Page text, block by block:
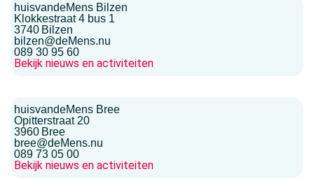
huisvandeMens Bilzen
Klokkestraat 4 bus 1
3740 Bilzen
bilzen@deMens.nu
089 30 95 60
Bekijk nieuws en activiteiten
huisvandeMens Bree
Opitterstraat 20
3960 Bree
bree@deMens.nu
089 73 05 00
Bekijk nieuws en activiteiten